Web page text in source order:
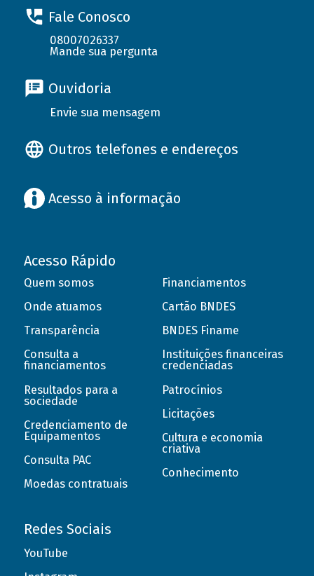
Fale Conosco
08007026337
Mande sua pergunta
Ouvidoria
Envie sua mensagem
Outros telefones e endereços
Acesso à informação
Acesso Rápido
Quem somos
Onde atuamos
Transparência
Consulta a
financiamentos
Resultados para a
sociedade
Credenciamento de
Equipamentos
Consulta PAC
Moedas contratuais
Financiamentos
Cartão BNDES
BNDES Finame
Instituições financeiras
credenciadas
Patrocínios
Licitações
Cultura e economia
criativa
Conhecimento
Redes Sociais
YouTube